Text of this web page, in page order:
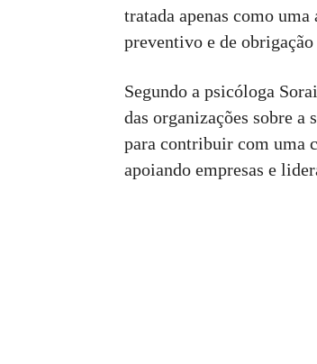
tratada apenas como
preventivo e de
Segundo a psicóloga
das organizações sobre
para contribuir com uma
apoiando empresas e